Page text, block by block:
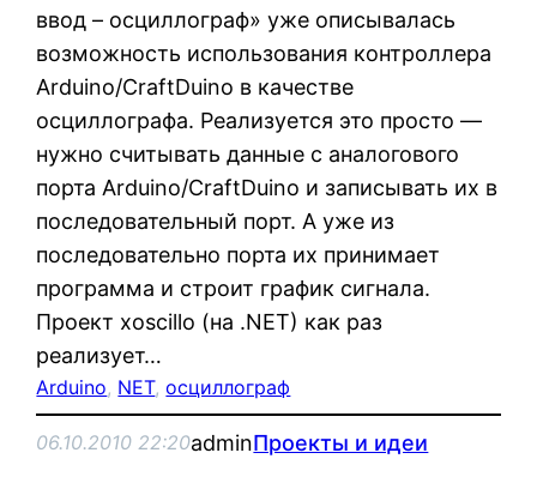
ввод – осциллограф» уже описывалась
возможность использования контроллера
Arduino/CraftDuino в качестве
осциллографа. Реализуется это просто —
нужно считывать данные с аналогового
порта Arduino/CraftDuino и записывать их в
последовательный порт. А уже из
последовательно порта их принимает
программа и строит график сигнала.
Проект xoscillo (на .NET) как раз
реализует…
Arduino, NET, осциллограф
06.10.2010 22:20adminПроекты и идеи